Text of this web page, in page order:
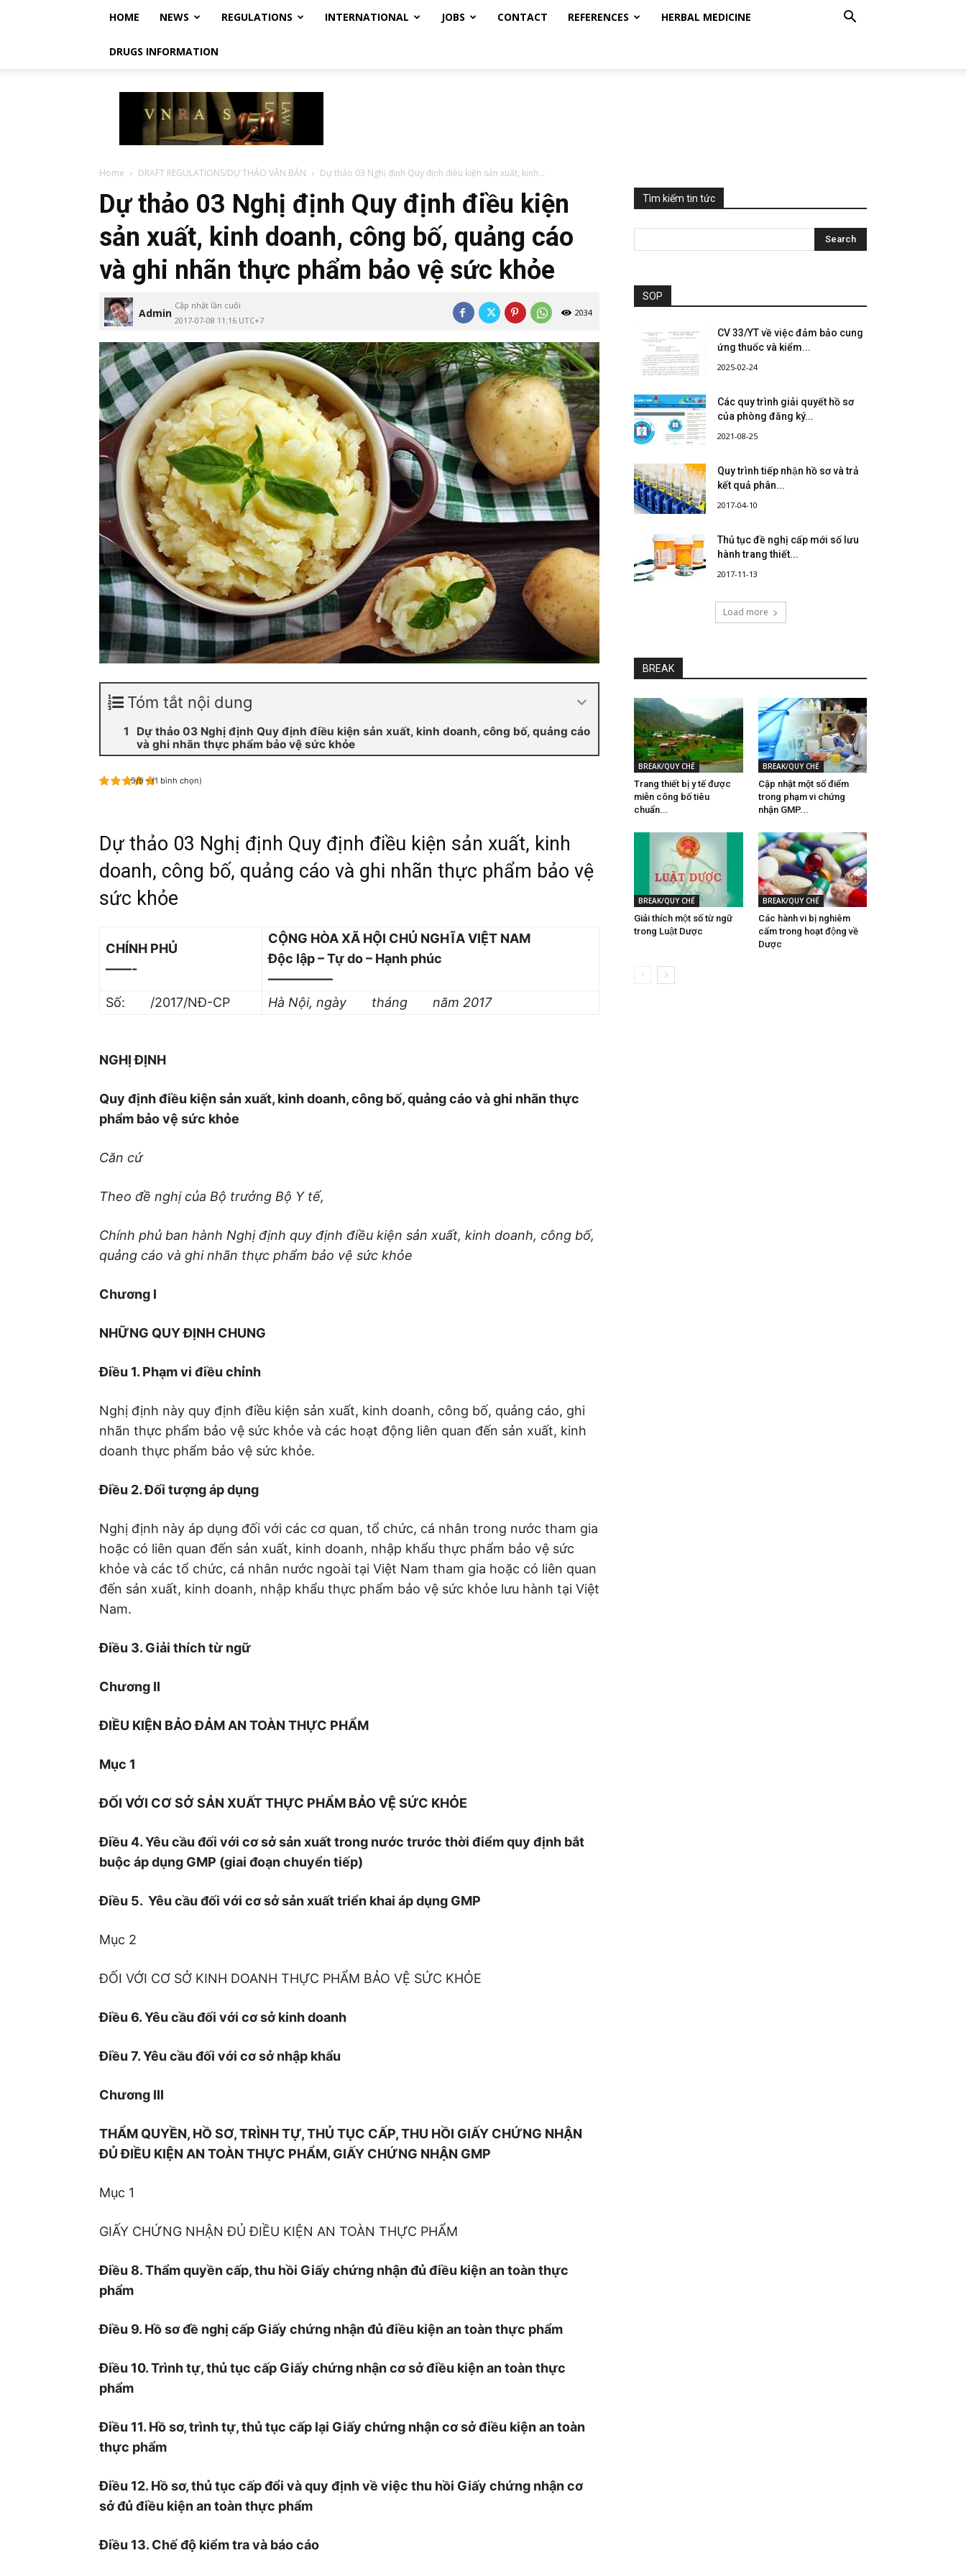
HOME NEWS REGULATIONS INTERNATIONAL JOBS CONTACT REFERENCES HERBAL MEDICINE
DRUGS INFORMATION
Vietnam
Regulatory
Affairs
Society
Luật
Việt
Nam
Home DRAFT REGULATIONS/DỰ THẢO VĂN BẢN Dự thảo 03 Nghị định Quy định điều kiện sản xuất, kinh...
Dự thảo 03 Nghị định Quy định điều kiện
sản xuất, kinh doanh, công bố, quảng cáo
và ghi nhãn thực phẩm bảo vệ sức khỏe
Admin
Cập nhật lần cuối
2017-07-08 11:16 UTC+7
2034
Tóm tắt nội dung
Dự thảo 03 Nghị định Quy định điều kiện sản xuất, kinh doanh, công bố, quảng cáo
và ghi nhãn thực phẩm bảo vệ sức khỏe
5/5 - (1 bình chọn)
Dự thảo 03 Nghị định Quy định điều kiện sản xuất, kinh
doanh, công bố, quảng cáo và ghi nhãn thực phẩm bảo vệ
sức khỏe
CHÍNH PHỦ
——-
CỘNG HÒA XÃ HỘI CHỦ NGHĨA VIỆT NAM
Độc lập – Tự do – Hạnh phúc
—————
Số: /2017/NĐ-CP
Hà Nội, ngày tháng năm 2017
NGHỊ ĐỊNH
Quy địnhđiều kiện sản xuất, kinh doanh, công bố, quảng cáo và ghi nhãn thực
phẩm bảo vệ sức khỏe
Căn cứ
Theo đề nghị của Bộ trưởng Bộ Y tế,
Chính phủ ban hành Nghị định quy định điều kiện sản xuất, kinh doanh, công bố,
quảng cáo và ghi nhãn thực phẩm bảo vệ sức khỏe
Chương I
NHỮNG QUY ĐỊNH CHUNG
Điều 1. Phạm vi điều chỉnh
Nghị định này quy định điều kiện sản xuất, kinh doanh, công bố, quảng cáo, ghi
nhãn thực phẩm bảo vệ sức khỏe và các hoạt động liên quan đến sản xuất, kinh
doanh thực phẩm bảo vệ sức khỏe.
Điều 2. Đối tượng áp dụng
Nghị định này áp dụng đối với các cơ quan, tổ chức, cá nhân trong nước tham gia
hoặc có liên quan đến sản xuất, kinh doanh, nhập khẩu thực phẩm bảo vệ sức
khỏe và các tổ chức, cá nhân nước ngoài tại Việt Nam tham gia hoặc có liên quan
đến sản xuất, kinh doanh, nhập khẩu thực phẩm bảo vệ sức khỏe lưu hành tại Việt
Nam.
Điều 3. Giải thích từ ngữ
Chương II
ĐIỀU KIỆN BẢO ĐẢM AN TOÀN THỰC PHẨM
Mục 1
ĐỐI VỚI CƠ SỞ SẢN XUẤT THỰC PHẨM BẢO VỆ SỨC KHỎE
Điều 4. Yêu cầu đối với cơ sở sản xuất trong nước trước thời điểm quy định bắt
buộc áp dụng GMP (giai đoạn chuyển tiếp)
Điều 5. Yêu cầu đối với cơ sở sản xuất triển khai áp dụng GMP
Mục 2
ĐỐI VỚI CƠ SỞ KINH DOANH THỰC PHẨM BẢO VỆ SỨC KHỎE
Điều 6. Yêu cầu đối với cơ sở kinh doanh
Điều 7. Yêu cầu đối với cơ sở nhập khẩu
Chương III
THẨM QUYỀN, HỒ SƠ, TRÌNH TỰ, THỦ TỤC CẤP, THU HỒI GIẤY CHỨNG NHẬN
ĐỦ ĐIỀU KIỆN AN TOÀN THỰC PHẨM, GIẤY CHỨNG NHẬN GMP
Mục 1
GIẤY CHỨNG NHẬN ĐỦ ĐIỀU KIỆN AN TOÀN THỰC PHẨM
Điều 8. Thẩm quyền cấp, thu hồi Giấy chứng nhận đủ điều kiện an toàn thực
phẩm
Điều 9. Hồ sơ đề nghị cấp Giấy chứng nhận đủ điều kiện an toàn thực phẩm
Điều 10. Trình tự, thủ tục cấp Giấy chứng nhận cơ sở điều kiện an toàn thực
phẩm
Điều 11. Hồ sơ, trình tự, thủ tục cấp lại Giấy chứng nhận cơ sở điều kiện an toàn
thực phẩm
Điều 12. Hồ sơ, thủ tục cấp đổi và quy định về việc thu hồi Giấy chứng nhận cơ
sở đủ điều kiện an toàn thực phẩm
Điều 13. Chế độ kiểm tra và báo cáo
Tìm kiếm tin tức
SOP
CV 33/YT về việc đảm bảo cung
ứng thuốc và kiểm...
2025-02-24
Các quy trình giải quyết hồ sơ
của phòng đăng ký...
2021-08-25
Quy trình tiếp nhận hồ sơ và trả
kết quả phân...
2017-04-10
Thủ tục đề nghị cấp mới số lưu
hành trang thiết...
2017-11-13
Load more
BREAK
BREAK/QUY CHẾ
Trang thiết bị y tế được
miễn công bố tiêu
chuẩn...
BREAK/QUY CHẾ
Cập nhật một số điểm
trong phạm vi chứng
nhận GMP...
BREAK/QUY CHẾ
Giải thích một số từ ngữ
trong Luật Dược
BREAK/QUY CHẾ
Các hành vi bị nghiêm
cấm trong hoạt động về
Dược